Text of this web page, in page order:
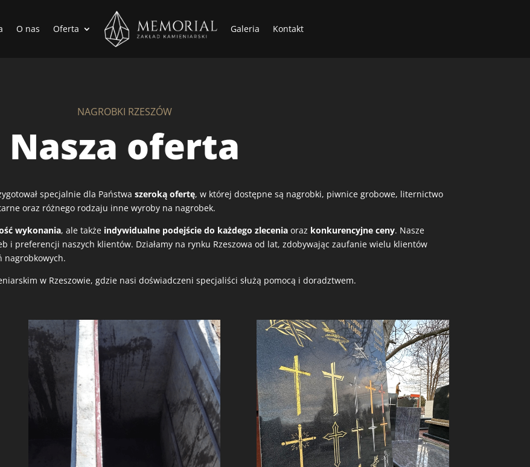
O nas Oferta Galeria Kontakt
NAGROBKI RZESZÓW
Nasza oferta
specjalnie dla Państwaszeroką ofertę, w której dostępne są nagrobki, piwnice grobowe, liternictwo
oraz różnego rodzaju inne wyroby na nagrobek.
wykonania, ale także indywidualne podejście do każdego zlecenia oraz konkurencyjne ceny. Nasze
i preferencji naszych klientów. Działamy na rynku Rzeszowa od lat, zdobywając zaufanie wielu klientów
nagrobkowych.
w Rzeszowie, gdzie nasi doświadczeni specjaliści służą pomocą i doradztwem.